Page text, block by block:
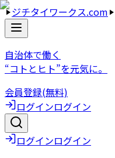
ジチタイワークス.com
自治体で働く
“コトとヒト”を元気に。
会員登録(無料)
ログインログイン
ログインログイン